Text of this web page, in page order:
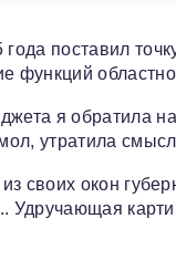
года поставил
функций
я обратила
утратила
своих окон
Удручающая